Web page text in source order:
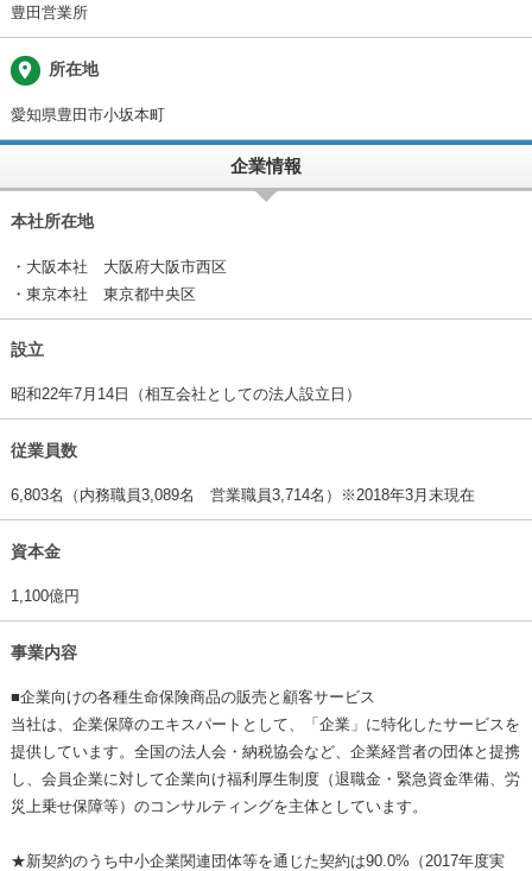
豊田営業所
place 所在地
愛知県豊田市小坂本町
企業情報
本社所在地
・大阪本社 大阪府大阪市西区
・東京本社 東京都中央区
設立
昭和22年7月14日（相互会社としての法人設立日）
従業員数
6,803名（内務職員3,089名 営業職員3,714名）※2018年3月末現在
資本金
1,100億円
事業内容
■企業向けの各種生命保険商品の販売と顧客サービス
当社は、企業保障のエキスパートとして、「企業」に特化したサービスを
提供しています。全国の法人会・納税協会など、企業経営者の団体と提携
し、会員企業に対して企業向け福利厚生制度（退職金・緊急資金準備、労
災上乗せ保障等）のコンサルティングを主体としています。
★新契約のうち中小企業関連団体等を通じた契約は90.0%（2017年度実